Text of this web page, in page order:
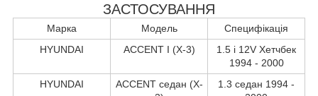
ЗАСТОСУВАННЯ
Марка Модель
Специфікація
HYUNDAI
ACCENT I (X-3)
1.5 i 12V Хетчбек
1994 - 2000
HYUNDAI
ACCENT седан (X-
1.3 седан 1994 -